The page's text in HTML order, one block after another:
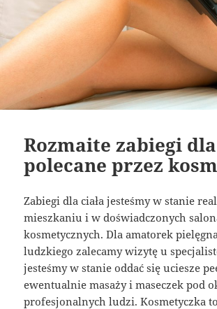
Rozmaite zabiegi dla
polecane przez
Zabiegi dla ciała jesteśmy w stanie
mieszkaniu i w doświadczonych
kosmetycznych. Dla amatorek
ludzkiego zalecamy wizytę u
jesteśmy w stanie oddać się uciesze
ewentualnie masaży i maseczek pod
profesjonalnych ludzi. Kosmetyczka